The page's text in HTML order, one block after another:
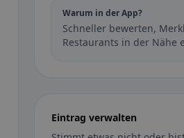
Warum in der App?
Schneller bewerten,
Restaurants in der Nähe
Eintrag verwalten